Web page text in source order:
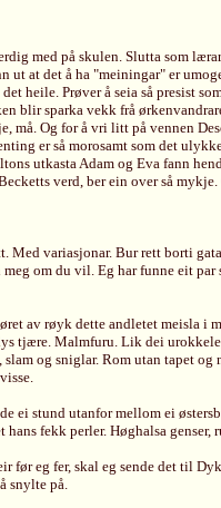
med på skulen. Slutta som
ut at det å ha "meiningar" er
heile. Prøver å seia så presist
blir sparka vekk frå
må. Og for å vri litt på vennen
er så morosamt som det
utkasta Adam og Eva fann
verd, ber ein over så mykje.
Med variasjonar. Bur rett borti
om du vil. Eg har funne eit par
av røyk dette andletet meisla i
tjære. Malmfuru. Lik dei
og sniglar. Rom utan tapet og
ei stund utanfor mellom ei
fekk perler. Høghalsa genser,
før eg fer, skal eg sende det til
snylte på.